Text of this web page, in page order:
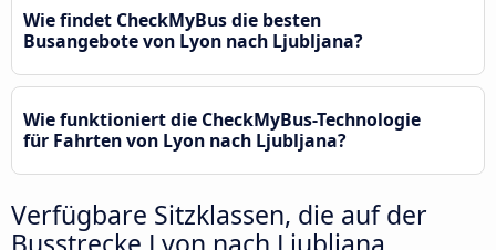
Wie findet CheckMyBus die besten
Busangebote von Lyon nach Ljubljana?
Wie funktioniert die CheckMyBus-Technologie
für Fahrten von Lyon nach Ljubljana?
Verfügbare Sitzklassen, die auf der